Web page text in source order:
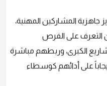
جاهزية المشاركين المهنية،
التعرف على الفرص
الكبرى، وربطهم مباشرة
على أدائهم كوسطاء